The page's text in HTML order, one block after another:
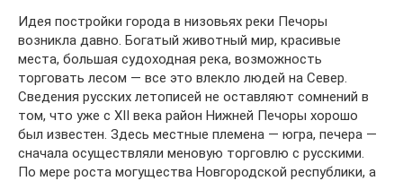
Идея постройки города в низовьях реки Печоры
возникла давно. Богатый животный мир, красивые
места, большая судоходная река, возможность
торговать лесом — все это влекло людей на Север.
Сведения русских летописей не оставляют сомнений в
том, что уже с ХII века район Нижней Печоры хорошо
был известен. Здесь местные племена — югра, печера —
сначала осуществляли меновую торговлю с русскими.
По мере роста могущества Новгородской республики, а